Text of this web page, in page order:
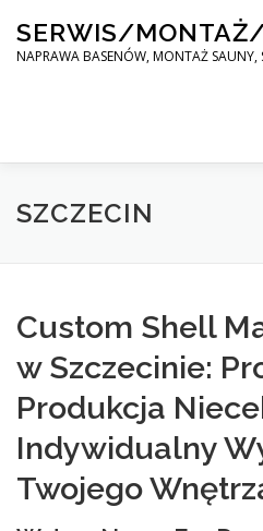
content
SERWIS/
NAPRAWA BASENÓW, MONTAŻ SAUNY,
SPA SERWIS
KONTAKT
SZCZECIN
Custom Shell
w Szczecinie:
Produkcja
Indywidualny
Twojego